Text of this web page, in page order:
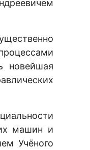
новейшая
машин и
Учёного